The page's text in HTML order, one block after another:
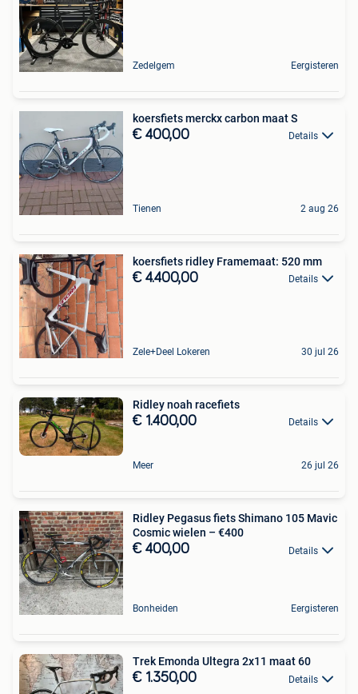
Zedelgem Eergisteren
koersfiets merckx carbon maat S
€ 400,00 Details
Tienen 2 aug 26
koersfiets ridley Framemaat: 520 mm
€ 4.400,00 Details
Zele+Deel Lokeren 30 jul 26
Ridley noah racefiets
€ 1.400,00 Details
Meer 26 jul 26
Ridley Pegasus fiets Shimano 105 Mavic
Cosmic wielen – €400
€ 400,00 Details
Bonheiden Eergisteren
Trek Emonda Ultegra 2x11 maat 60
€ 1.350,00 Details